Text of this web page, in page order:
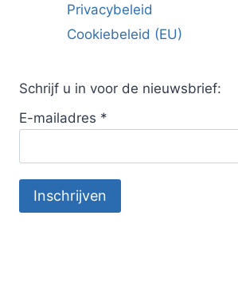
Privacybeleid
Cookiebeleid (EU)
Schrijf u in voor de nieuwsbrief:
E-mailadres *